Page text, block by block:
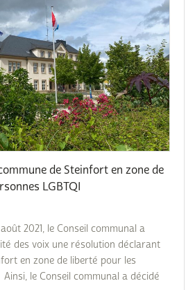
de Steinfort en zone de
LGBTQI
2021, le Conseil communal a
des voix une résolution déclarant
en zone de liberté pour les
le Conseil communal a décidé